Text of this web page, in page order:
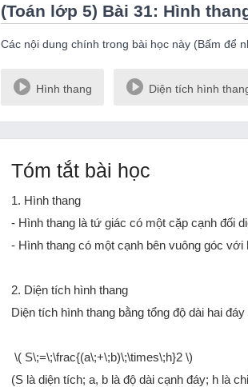
(Toán lớp 5) Bài 31: Hình
Các nội dung chính trong bài học này (Bấm để
Hình thang Diện tích hình
Tóm tắt bài học
1. Hình thang
- Hình thang là tứ giác có một cặp cạnh đối
- Hình thang có một cạnh bên vuông góc với
2. Diện tích hình thang
Diện tích hình thang bằng tổng độ dài hai
\( S\;=\;\frac{(a\;+\;b)\;\times\;h}2 \)
(S là diện tích; a, b là độ dài cạnh đáy; h là